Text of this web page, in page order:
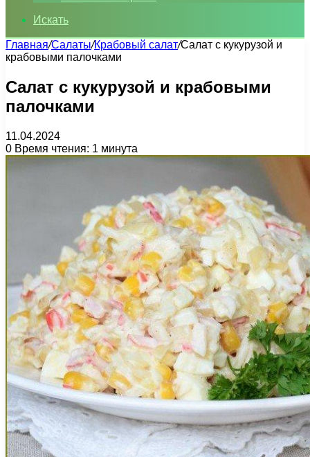
Искать
Главная/Салаты/Крабовый салат/Салат с кукурузой и
крабовыми палочками
Салат с кукурузой и крабовыми
палочками
11.04.2024
0 Время чтения: 1 минута